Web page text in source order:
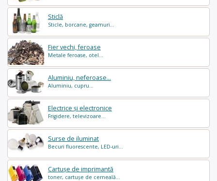
Sticlă
Sticle, borcane, geamuri...
Fier vechi, feroase
Metale feroase, otel...
Aluminiu, neferoase...
Aluminiu, cupru...
Electrice și electronice
Frigidere, televizoare...
Surse de iluminat
Becuri fluorescente, LED-uri...
Cartușe de imprimantă
toner, cartușe de cerneală...